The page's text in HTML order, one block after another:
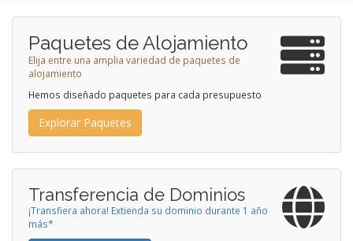
Paquetes de Alojamiento
Elija entre una amplia variedad de paquetes de
alojamiento
Hemos diseñado paquetes para cada presupuesto
Explorar Paquetes
Transferencia de Dominios
¡Transfiera ahora! Extienda su dominio durante 1 año
más*